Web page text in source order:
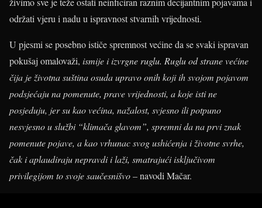
održati vjeru i nadu u ispravnost stvarnih vrijednosti.
U pjesmi se posebno ističe spremnost većine da se svaki ispravan
pokušaj omalovaži, ismije i izvrgne ruglu. Ruglu od strane većine
čija je životna suština osuda upravo onih koji ih svojom pojavom
podsjećaju na pomenute, prave vrijednosti, a koje isti ne
posjeduju, jer su kao većina, nažalost, svjesno ili potpuno
nesvjesno u službi “klimača glavom”, spremni da na prvi znak
pomenute pojave, a kao vrhunac svog ushićenja i životne svrhe,
čak i aplaudiraju nepravdi i laži, smatrajući isključivom
privilegijom to svoje saučesnišvo– navodi Mačar.